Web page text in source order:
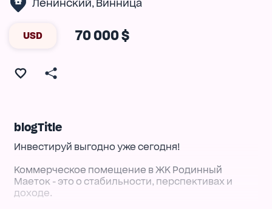
Ленинский, Винница
USD 70 000 $
blogTitle
Инвестируй выгодно уже сегодня!
Коммерческое помещение в ЖК Родинный
Маеток - это о стабильности, перспективах и
доходе.